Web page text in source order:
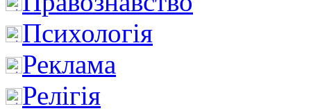
Психологія
Реклама
Релігія